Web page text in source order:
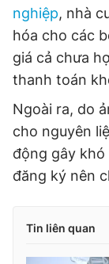
nghiệp, nhà
hóa cho các
giá cả chưa
thanh toán
Ngoài ra, do
cho nguyên
động gây
đăng ký nên
Tin liên quan